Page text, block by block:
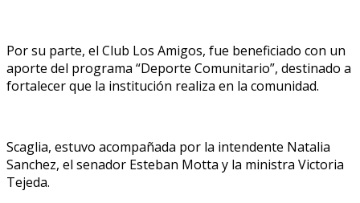
Por su parte, el Club Los Amigos, fue beneficiado con un
aporte del programa “Deporte Comunitario”, destinado a
fortalecer que la institución realiza en la comunidad.
Scaglia, estuvo acompañada por la intendente Natalia
Sanchez, el senador Esteban Motta y la ministra Victoria
Tejeda.